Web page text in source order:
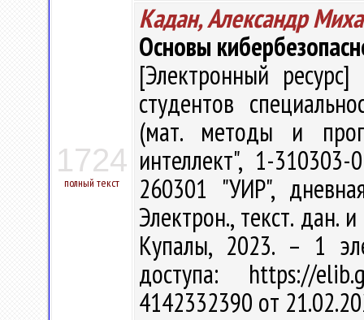
1724
полный текст
Кадан, Александр
Основы
[Электронный
студентов
(мат. методы и
интеллект", 1-
260301 "УИР",
Электрон., текст. дан.
Купалы, 2023. – 1
доступа: https://
4142332390 от